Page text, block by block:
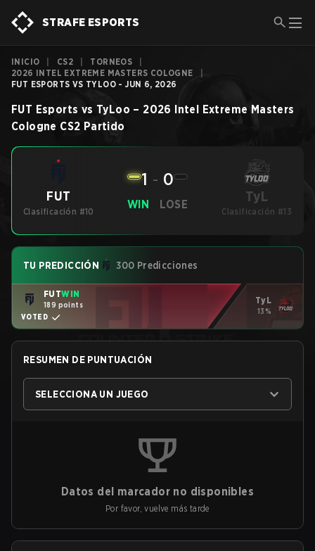
STRAFE ESPORTS
INICIO CS2 TORNEOS
2026 INTEL EXTREME MASTERS COLOGNE
FUT ESPORTS VS TYLOO - JUN 6, 2026
FUT Esports vs TyLoo – 2026 Intel Extreme Masters
Cologne CS2 Partido
FUT
Clasificación #10
WIN
1 - 0
LOSE TyL
Clasificación #13
TU PREDICCIÓN 300 Predicciones
FUTWIN
189 points
VOTED
TyL
13%
RESUMEN DE PUNTUACIÓN
SELECCIONA UN JUEGO
Datos del marcador no disponibles
Por favor, vuelve más tarde